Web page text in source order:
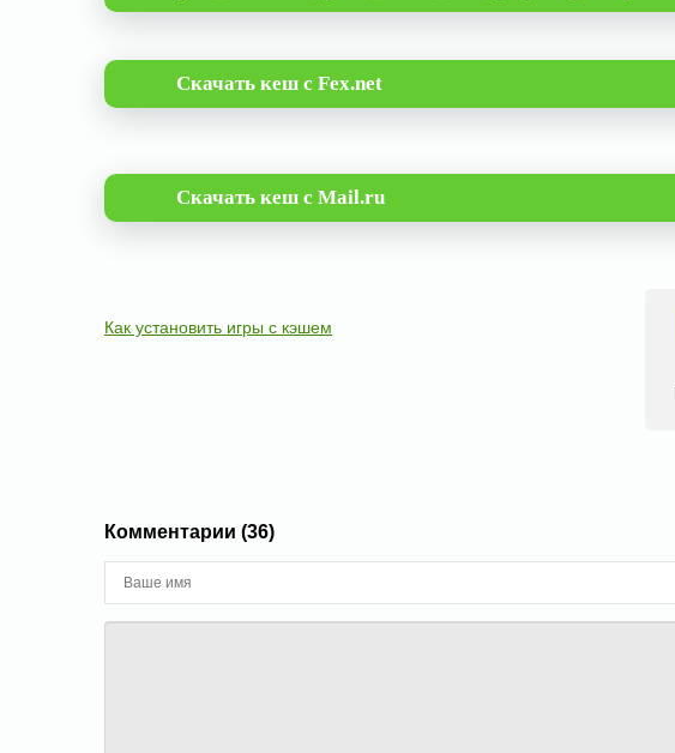
Скачать кеш с Fex.net
Скачать кеш с Mail.ru
Как установить игры с кэшем
Комментарии (36)